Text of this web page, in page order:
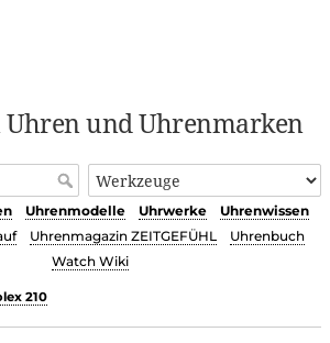
Uhren und Uhrenmarken
Uhrenmodelle Uhrwerke
Uhrenwissen
Uhrenmagazin ZEITGEFÜHL
Uhrenbuch
Watch Wiki
210